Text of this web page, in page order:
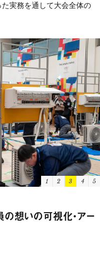
実務を通して大会全体の
1 2 3 4 5
の想いの可視化・アー